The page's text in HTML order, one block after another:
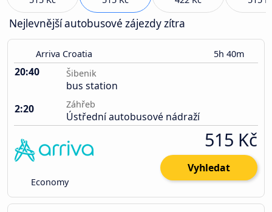
Nejlevnější autobusové zájezdy zítra
Arriva Croatia 5h 40m
20:40 Šibenik
bus station
2:20
Záhřeb
Ústřední autobusové nádraží
Economy
515 Kč
Vyhledat